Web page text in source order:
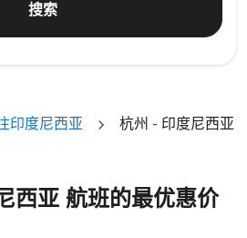
搜索
印度尼西亚 杭州 - 印度尼西亚
西亚 航班的最优惠价